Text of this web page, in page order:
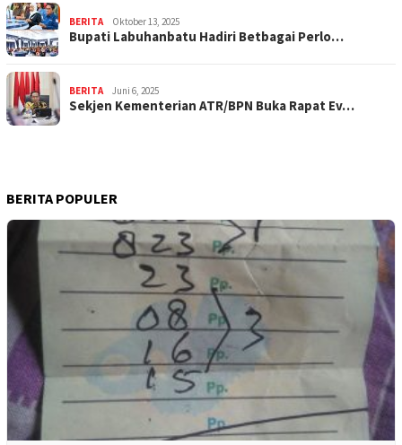
BERITA Oktober 13, 2025
Bupati Labuhanbatu Hadiri Betbagai Perlo…
BERITA Juni 6, 2025
Sekjen Kementerian ATR/BPN Buka Rapat Ev…
BERITA POPULER